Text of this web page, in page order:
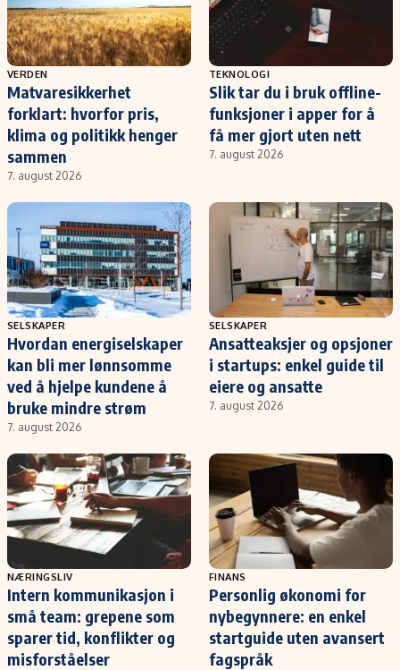
VERDEN
Matvaresikkerhet
forklart: hvorfor pris,
klima og politikk henger
sammen
7. august 2026
TEKNOLOGI
Slik tar du i bruk offline-
funksjoner i apper for å
få mer gjort uten nett
7. august 2026
SELSKAPER
Hvordan energiselskaper
kan bli mer lønnsomme
ved å hjelpe kundene å
bruke mindre strøm
7. august 2026
SELSKAPER
Ansatteaksjer og opsjoner
i startups: enkel guide til
eiere og ansatte
7. august 2026
NÆRINGSLIV
Intern kommunikasjon i
små team: grepene som
sparer tid, konflikter og
misforståelser
FINANS
Personlig økonomi for
nybegynnere: en enkel
startguide uten avansert
fagspråk